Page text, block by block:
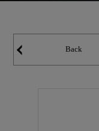
Back